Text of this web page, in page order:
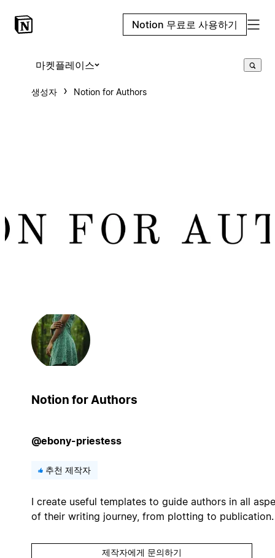
Notion 무료로 사용하기
마켓플레이스
생성자 Notion for Authors
Notion for Authors
@ebony-priestess
추천 제작자
I create useful templates to guide authors in all
of their writing journey, from plotting to publication.
제작자에게 문의하기